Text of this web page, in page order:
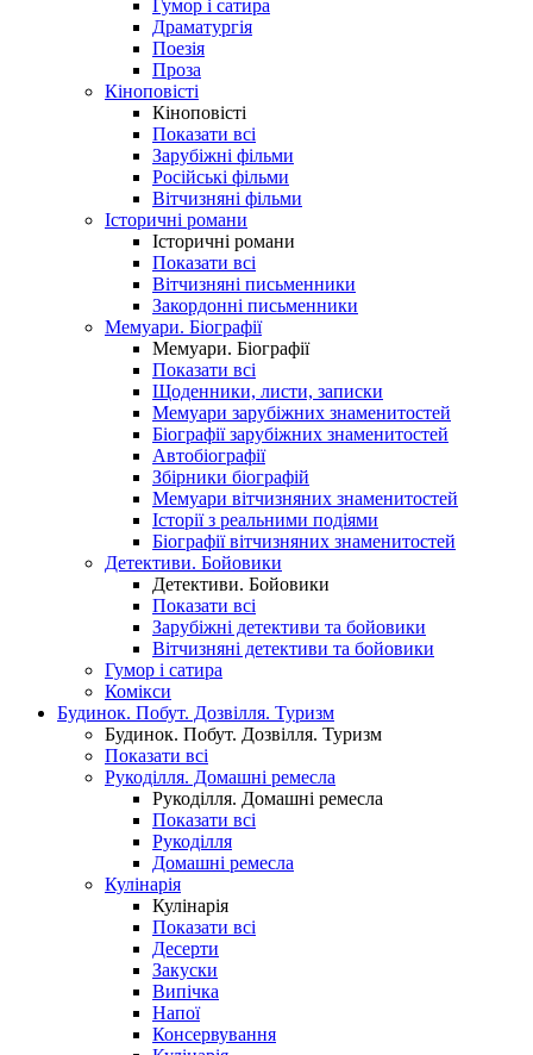
Гумор і сатира
Драматургія
Поезія
Проза
Кіноповісті
Кіноповісті
Показати всі
Зарубіжні фільми
Російські фільми
Вітчизняні фільми
Історичні романи
Історичні романи
Показати всі
Вітчизняні письменники
Закордонні письменники
Мемуари. Біографії
Мемуари. Біографії
Показати всі
Щоденники, листи, записки
Мемуари зарубіжних знаменитостей
Біографії зарубіжних знаменитостей
Автобіографії
Збірники біографій
Мемуари вітчизняних знаменитостей
Історії з реальними подіями
Біографії вітчизняних знаменитостей
Детективи. Бойовики
Детективи. Бойовики
Показати всі
Зарубіжні детективи та бойовики
Вітчизняні детективи та бойовики
Гумор і сатира
Комікси
Будинок. Побут. Дозвілля. Туризм
Будинок. Побут. Дозвілля. Туризм
Показати всі
Рукоділля. Домашні ремесла
Рукоділля. Домашні ремесла
Показати всі
Рукоділля
Домашні ремесла
Кулінарія
Кулінарія
Показати всі
Десерти
Закуски
Випічка
Напої
Консервування